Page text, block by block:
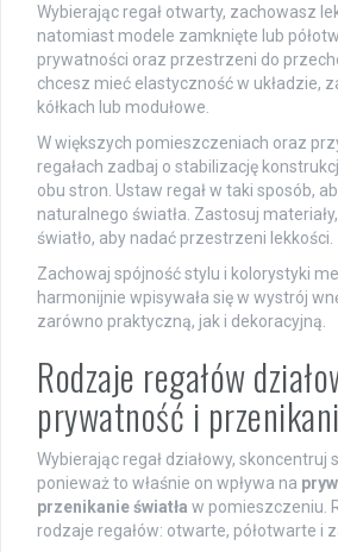
Wybierając regał otwarty, zachowasz
natomiast modele zamknięte lub
prywatności oraz przestrzeni do
chcesz mieć elastyczność w układzie,
kółkach lub modułowe.
W większych pomieszczeniach oraz
regałach zadbaj o stabilizację
obu stron. Ustaw regał w taki sposób,
naturalnego światła. Zastosuj
światło, aby nadać przestrzeni lekkości.
Zachowaj spójność stylu i kolorystyki
harmonijnie wpisywała się w wystrój
zarówno praktyczną, jak i dekoracyjną.
Rodzaje regałów
prywatność i
Wybierając regał działowy, skoncentruj
ponieważ to właśnie on wpływa na
przenikanie światła w pomieszczeniu.
rodzaje regałów: otwarte, półotwarte i